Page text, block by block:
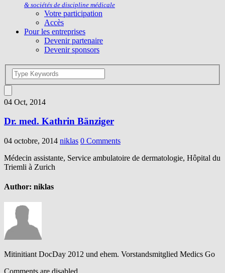
& sociétés de discipline médicale
Votre participation
Accès
Pour les entreprises
Devenir partenaire
Devenir sponsors
04 Oct, 2014
Dr. med. Kathrin Bänziger
04 octobre, 2014 niklas 0 Comments
Médecin assistante, Service ambulatoire de dermatologie, Hôpital du
Triemli à Zurich
Author: niklas
Mitinitiant DocDay 2012 und ehem. Vorstandsmitglied Medics Go